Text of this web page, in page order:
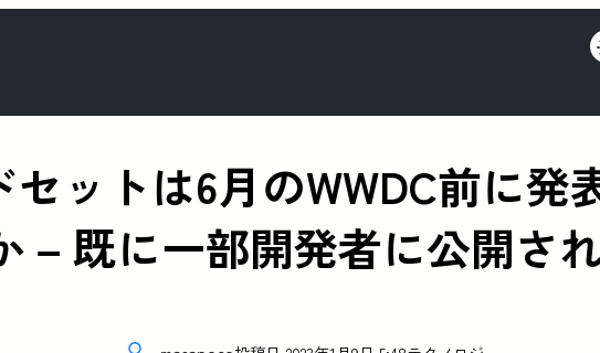
ットは6月のWWDC前に発
– 既に一部開発者に公開さ